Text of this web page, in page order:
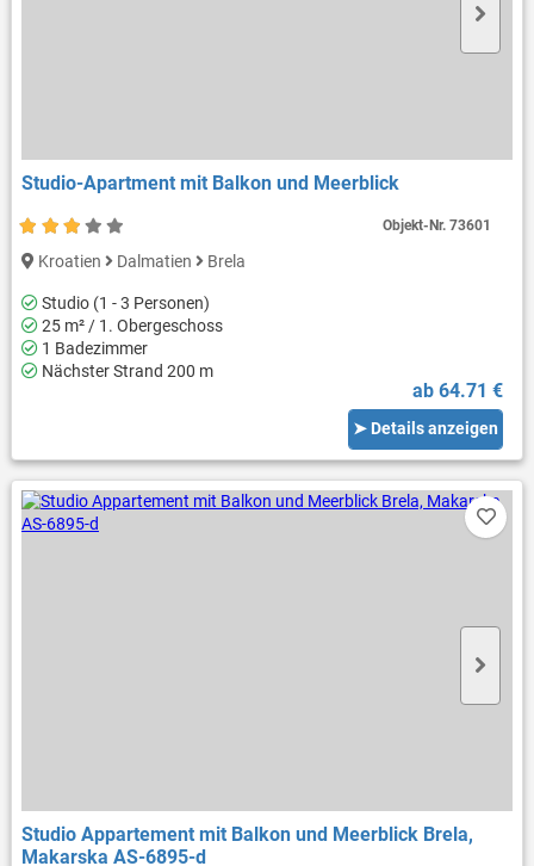
Studio-Apartment mit Balkon und Meerblick
Kroatien Dalmatien Brela
Studio (1 - 3 Personen)
25 m² / 1. Obergeschoss
1 Badezimmer
Nächster Strand 200 m
ab 64.71 €
➤ Details anzeigen
Objekt-Nr.73601
Studio Appartement mit Balkon und Meerblick Brela,
Makarska AS-6895-d